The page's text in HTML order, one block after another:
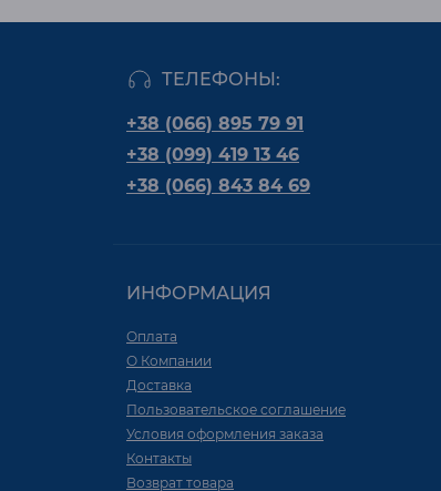
ТЕЛЕФОНЫ:
+38 (066) 895 79 91
+38 (099) 419 13 46
+38 (066) 843 84 69
ИНФОРМАЦИЯ
Оплата
О Компании
Доставка
Пользовательское соглашение
Условия оформления заказа
Контакты
Возврат товара